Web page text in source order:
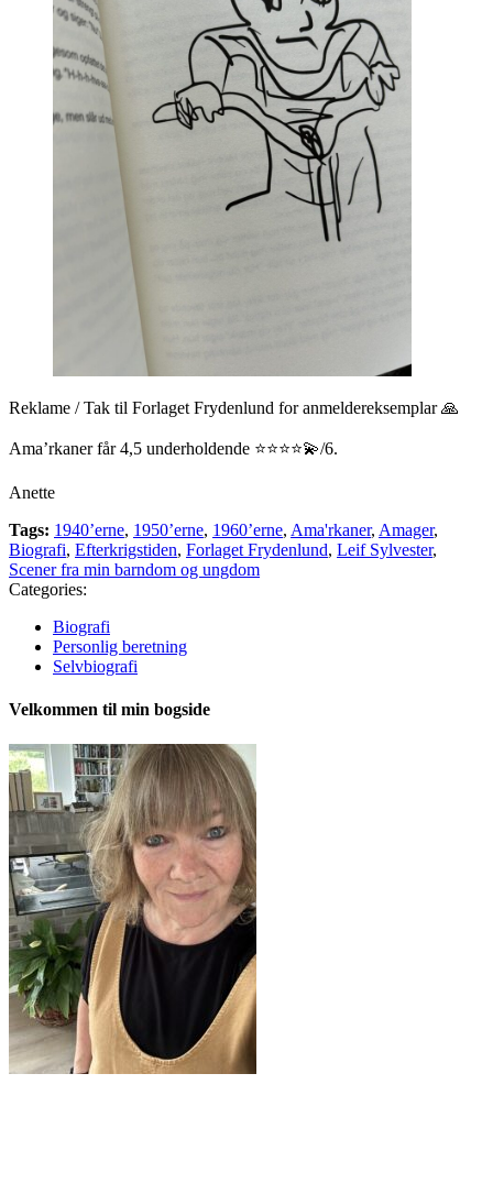
Reklame / Tak til Forlaget Frydenlund for anmeldereksemplar 🙏
Ama’rkaner får 4,5 underholdende ⭐️⭐️⭐️⭐️💫/6.
Anette
Tags: 1940’erne, 1950’erne, 1960’erne, Ama'rkaner, Amager,
Biografi, Efterkrigstiden, Forlaget Frydenlund, Leif Sylvester,
Scener fra min barndom og ungdom
Categories:
Biografi
Personlig beretning
Selvbiografi
Velkommen til min bogside